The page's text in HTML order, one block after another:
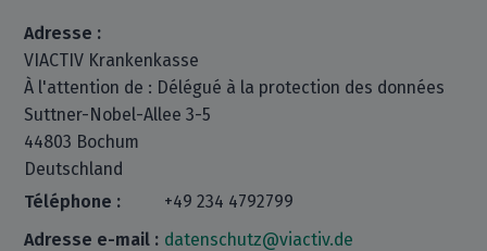
Adresse :
VIACTIV Krankenkasse
À l'attention de : Délégué à la protection des données
Suttner-Nobel-Allee 3-5
44803 Bochum
Deutschland
Téléphone :
+49 234 4792799
Adresse e-mail : datenschutz@viactiv.de